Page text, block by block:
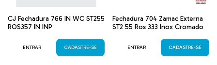
CJ Fechadura 766 IN WC ST255
ROS357 IN INP
ENTRAR CADASTRE-SE
Fechadura 704 Zamac Externa
ST2 55 Ros 333 Inox Cromado
ENTRAR CADASTRE-SE